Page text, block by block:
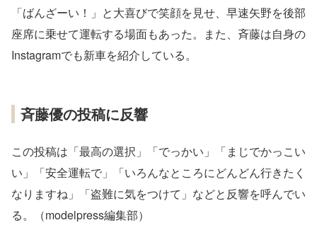
「ばんざーい！」と大喜びで笑顔を見せ、早速矢野を後部
座席に乗せて運転する場面もあった。また、斉藤は自身の
Instagramでも新車を紹介している。
斉藤優の投稿に反響
この投稿は「最高の選択」「でっかい」「まじでかっこい
い」「安全運転で」「いろんなところにどんどん行きたく
なりますね」「盗難に気をつけて」などと反響を呼んでい
る。（modelpress編集部）